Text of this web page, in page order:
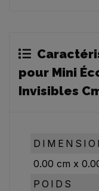
pour Mini
Invisibles
0.00 cm x
POIDS